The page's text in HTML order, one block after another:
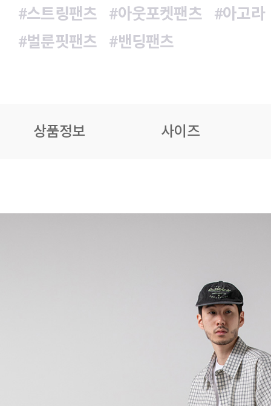
#스트링팬츠 #아웃포켓팬츠
#아고라
#벌룬핏팬츠
#밴딩팬츠
상품정보 사이즈